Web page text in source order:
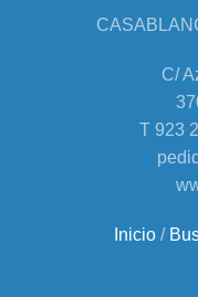
C/
T 923
Inicio/